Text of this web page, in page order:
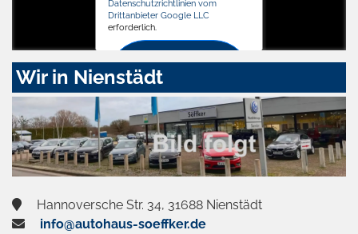
Datenschutzrichtlinien vom
Drittanbieter Google LLC
erforderlich.
Zustimmen
aktivieren
Wir in Nienstädt
Hannoversche Str. 34, 31688 Nienstädt
info@autohaus-soeffker.de